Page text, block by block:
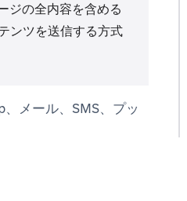
ジの全内容を含める
ンツを送信する方式
メール、SMS、プッ